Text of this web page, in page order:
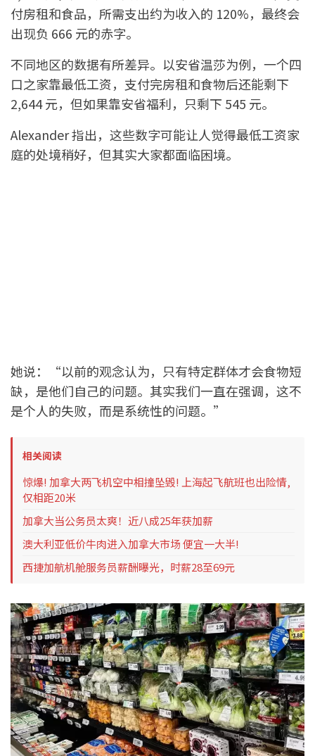
付房租和食品，所需支出约为收入的 120%，最终会
出现负 666 元的赤字。
不同地区的数据有所差异。以安省温莎为例，一个四
口之家靠最低工资，支付完房租和食物后还能剩下
2,644 元，但如果靠安省福利，只剩下 545 元。
Alexander 指出，这些数字可能让人觉得最低工资家
庭的处境稍好，但其实大家都面临困境。
她说：“以前的观念认为，只有特定群体才会食物短
缺，是他们自己的问题。其实我们一直在强调，这不
是个人的失败，而是系统性的问题。”
相关阅读
惊爆! 加拿大两飞机空中相撞坠毁! 上海起飞航班也出险情,
仅相距20米
加拿大当公务员太爽！近八成25年获加薪
澳大利亚低价牛肉进入加拿大市场 便宜一大半!
西捷加航机舱服务员薪酬曝光，时薪28至69元